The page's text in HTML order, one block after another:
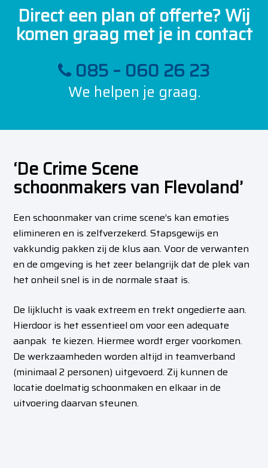
Direct een plan of offerte? Wij
komen graag met je in contact
085 – 060 26 23
We helpen je graag.
‘De Crime Scene
schoonmakers van Flevoland’
Een schoonmaker van crime scene’s kan emoties
elimineren en is zelfverzekerd. Stapsgewijs en
vakkundig pakken zij de klus aan. Voor de verwanten
en de omgeving is het zeer belangrijk dat de plek van
het onheil snel is in de normale staat is.
De lijklucht is vaak extreem en trekt ongedierte aan.
Hierdoor is het essentieel om voor een adequate
aanpak te kiezen. Hiermee wordt erger voorkomen.
De werkzaamheden worden altijd in teamverband
(minimaal 2 personen) uitgevoerd. Zij kunnen de
locatie doelmatig schoonmaken en elkaar in de
uitvoering daarvan steunen.